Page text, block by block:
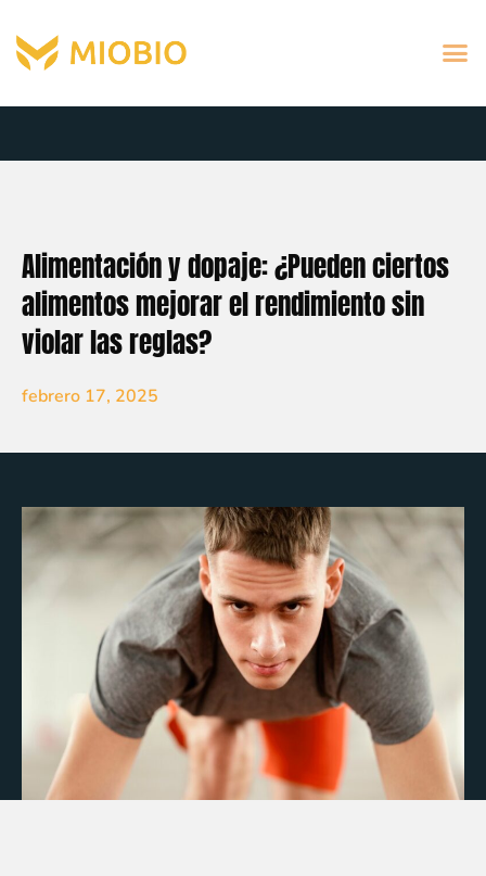
Alimentación y dopaje: ¿Pueden ciertos
alimentos mejorar el rendimiento sin
violar las reglas?
febrero 17, 2025